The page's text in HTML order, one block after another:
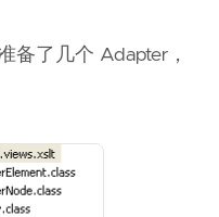
备了几个 Adapter，